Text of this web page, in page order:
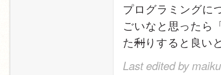
プログラミングに
ごいなと思ったら
た利りすると良い
Last edited by